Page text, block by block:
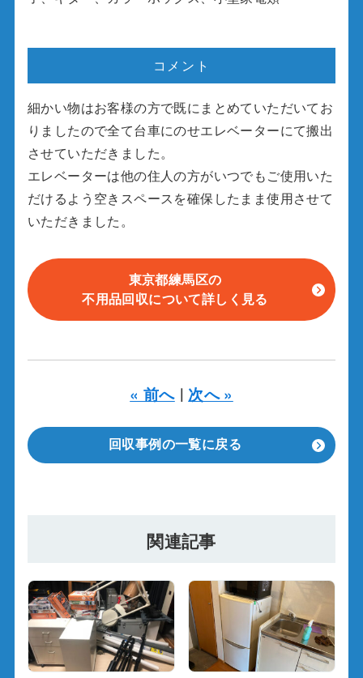
コメント
細かい物はお客様の方で既にまとめていただいてお
りましたので全て台車にのせエレベーターにて搬出
させていただきました。
エレベーターは他の住人の方がいつでもご使用いた
だけるよう空きスペースを確保したまま使用させて
いただきました。
東京都練馬区の
不用品回収について詳しく見る
« 前へ｜ 次へ »
回収事例の一覧に戻る
関連記事